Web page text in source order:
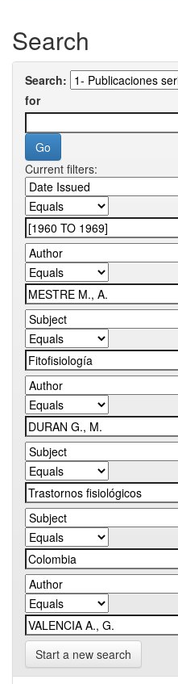
Search
Search:
for
Current filters:
Start a new search